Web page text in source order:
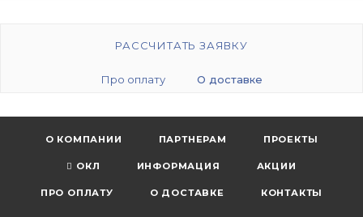
РАССЧИТАТЬ ЗАЯВКУ
Про оплату О доставке
О КОМПАНИИ ПАРТНЕРАМ ПРОЕКТЫ
ОКЛ ИНФОРМАЦИЯ АКЦИИ
ПРО ОПЛАТУ О ДОСТАВКЕ КОНТАКТЫ